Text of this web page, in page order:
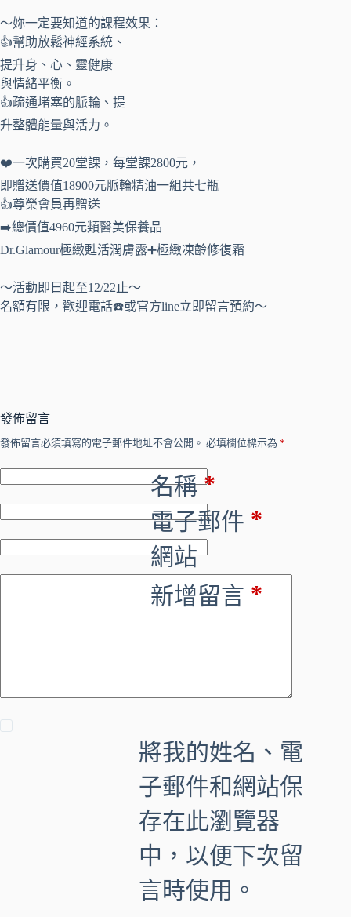
～妳一定要知道的課程效果：
👍幫助放鬆神經系統、
提升身、心、靈健康
與情緒平衡。
👍疏通堵塞的脈輪、提
升整體能量與活力。
❤️一次購買20堂課，每堂課2800元，
即贈送價值18900元脈輪精油一組共七瓶
👍尊榮會員再贈送
➡️總價值4960元類醫美保養品
Dr.Glamour極緻甦活潤膚露➕極緻凍齡修復霜
～活動即日起至12/22止～
名額有限，歡迎電話☎️或官方line立即留言預約～
發佈留言
發佈留言必須填寫的電子郵件地址不會公開。 必填欄位標示為 *
名稱*
電子郵件 *
網站
新增留言 *
將我的姓名、電
子郵件和網站保
存在此瀏覽器
中，以便下次留
言時使用。
A
l
t
e
r
n
e